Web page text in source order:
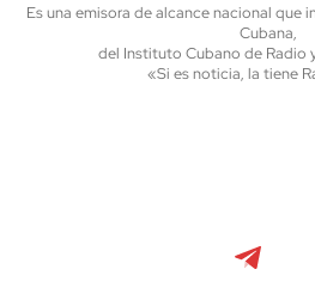
Es una emisora de alcance nacional que
Cubana,
del Instituto Cubano de Radio
«Si es noticia, la tiene